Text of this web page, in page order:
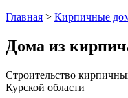
Главная > Кирпичные
Дома из
Строительство
Курской области